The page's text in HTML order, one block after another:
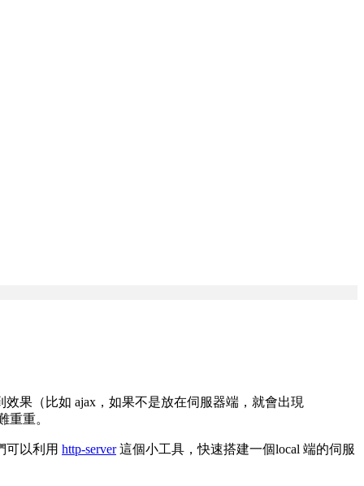
果（比如 ajax，如果不是放在伺服器端，就會出現
重重。
可以利用 http-server這個小工具，快速搭建一個local 端的伺服